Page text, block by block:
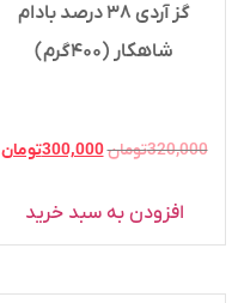
گز آردی ۳۸ درصد بادام
شاهکار (۴۰۰گرم)
320,000تومان300,000تومان
افزودن به سبد خرید